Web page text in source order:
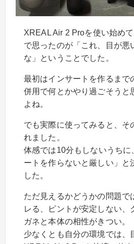
XREAL Air 2 Proを使い始め
で思ったのが「これ、目が悪
な」ということでした。
最初はインサートを作るまで
併用で何とかやり過ごそうと
よね。
でも実際に使ってみると、そ
れました。
体感では10分もしないうちに
ートを作らないと厳しい」と
した。
ただ見えるかどうかの問題で
レる、ピントが安定しない、
ガネと本体の相性がきつい。
少なくとも自分の環境では、